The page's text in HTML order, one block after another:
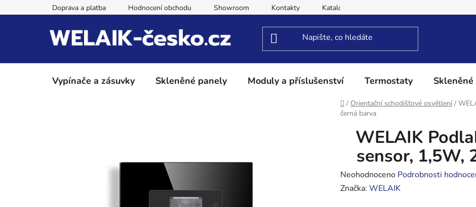
na
Doprava a platba Hodnocení obchodu Showroom Kontakty Katalog
Vypínače a zásuvky Skleněné panely Moduly a příslušenství Termostaty
Domů
/ Orientační schodišťové osvětlení /
černá barva
WELAIK
sensor, 1,5W,
Průměrné
hodnocení
Neohodnoceno Podrobnosti
Značka: WELAIK